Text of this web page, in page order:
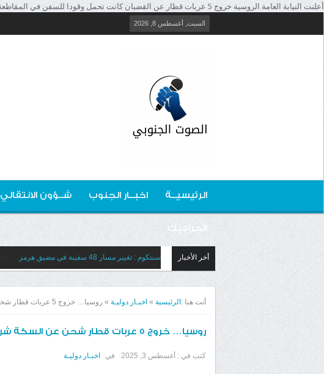
أعلنت النيابة العامة الروسية خروج 5 عربات قطار عن القضبان كانت تحمل وقودا للسفن في المقاطعة اليهودية في الشرق الأقصى الروسي، وانقلاب عربتين منها." />
السبت, أغسطس 8, 2026
الرئيسيــة اخبــار الجنوب شــؤون الانتقالي
الجرافيك
أخر الأخبار سنتكوم : تغيير مسار 48 سفينة في مضيق هرمز
أنت هنا : الرئيسية » اخبـار دوليـة » روسيا… خروج 5 عربات قطار شحن عن السكة شرقي روسيا (صور+فيديو)
روسيا… خروج 5 عربات قطار شحن عن السكة شرقي روسيا (صور+فيديو)
كتب في : أغسطس 3, 2025 في اخبـار دوليـة